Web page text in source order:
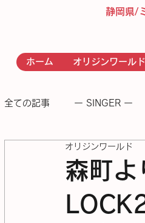
静岡県/
ホーム オリジンワール
全ての記事 ー SINGER ー
- RICCAR - − 足踏み
森町
オリジンワールド